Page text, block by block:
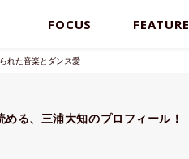
FOCUS FEATURE
れた音楽とダンス愛
る、三浦大知のプロフィール！